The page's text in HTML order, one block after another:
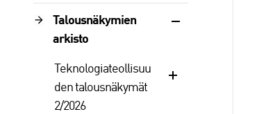
Talousnäkymien
arkisto
Teknologiateollisuu
den talousnäkymät
2/2026